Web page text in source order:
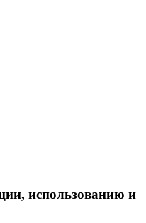
использованию и